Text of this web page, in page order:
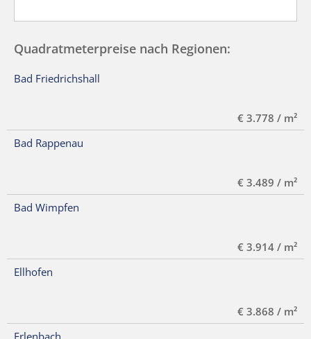
Quadratmeterpreise nach Regionen:
Bad Friedrichshall
€ 3.778 / m²
Bad Rappenau
€ 3.489 / m²
Bad Wimpfen
€ 3.914 / m²
Ellhofen
€ 3.868 / m²